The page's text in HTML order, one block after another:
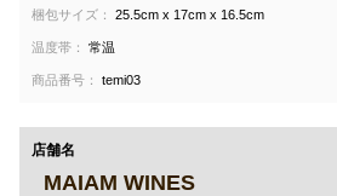
梱包サイズ： 25.5cm x 17cm x 16.5cm
温度帯： 常温
商品番号： temi03
店舗名
MAIAM WINES